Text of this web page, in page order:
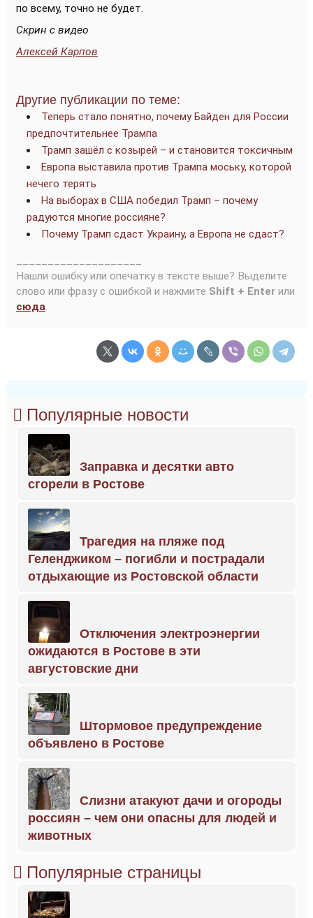
по всему, точно не будет.
Скрин с видео
Алексей Карпов
Другие публикации по теме:
Теперь стало понятно, почему Байден для России
предпочтительнее Трампа
Трамп зашёл с козырей – и становится токсичным
Европа выставила против Трампа моську, которой
нечего терять
На выборах в США победил Трамп – почему
радуются многие россияне?
Почему Трамп сдаст Украину, а Европа не сдаст?
Нашли ошибку или опечатку в тексте выше? Выделите
слово или фразу с ошибкой и нажмите Shift + Enter или
сюда.
Популярные новости
Заправка и десятки авто
сгорели в Ростове
Трагедия на пляже под
Геленджиком – погибли и пострадали
отдыхающие из Ростовской области
Отключения электроэнергии
ожидаются в Ростове в эти
августовские дни
Штормовое предупреждение
объявлено в Ростове
Слизни атакуют дачи и огороды
россиян – чем они опасны для людей и
животных
Популярные страницы